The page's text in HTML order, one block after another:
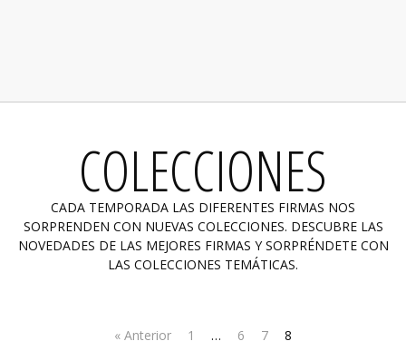
COLECCIONES
CADA TEMPORADA LAS DIFERENTES FIRMAS NOS
SORPRENDEN CON NUEVAS COLECCIONES. DESCUBRE LAS
NOVEDADES DE LAS MEJORES FIRMAS Y SORPRÉNDETE CON
LAS COLECCIONES TEMÁTICAS.
« Anterior 1 … 6 7 8